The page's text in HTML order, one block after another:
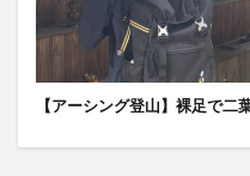
【アーシング登山】裸足で二